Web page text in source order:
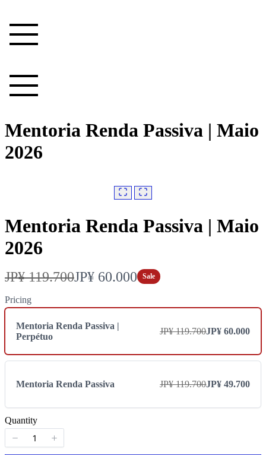
conteúdo
Mentoria Renda Passiva | Maio
2026
Mentoria Renda Passiva | Maio
2026
E
r
JP¥ 119.700A
o
a
JP¥ 60.000 Sale
Pricing
Mentoria Renda Passiva |
Perpétuo
JP¥ 119.700JP¥ 60.000
Mentoria Renda Passiva JP¥ 119.700JP¥ 49.700
Quantity